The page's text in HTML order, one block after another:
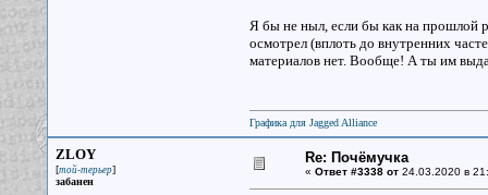
Я бы не ныл, если бы как на прошлой
осмотрел (вплоть до внутренних
материалов нет. Вообще! А ты им
Графика для Jagged Alliance
ZLOY
[той-терьер]
забанен
Re: Почёмучка
« Ответ #3338 от24.03.2020 в